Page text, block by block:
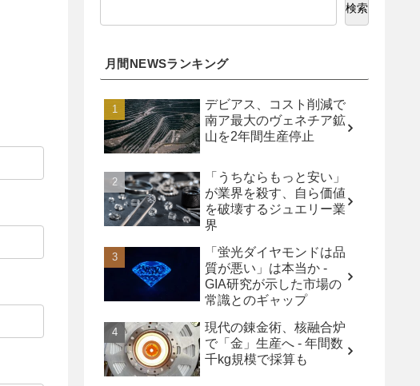
検索
月間NEWSランキング
デビアス、コスト削減で
南ア最大のヴェネチア鉱
山を2年間生産停止
「うちならもっと安い」
が業界を殺す、自ら価値
を破壊するジュエリー業
界
「蛍光ダイヤモンドは品
質が悪い」は本当か -
GIA研究が示した市場の
常識とのギャップ
現代の錬金術、核融合炉
で「金」生産へ - 年間数
千kg規模で採算も